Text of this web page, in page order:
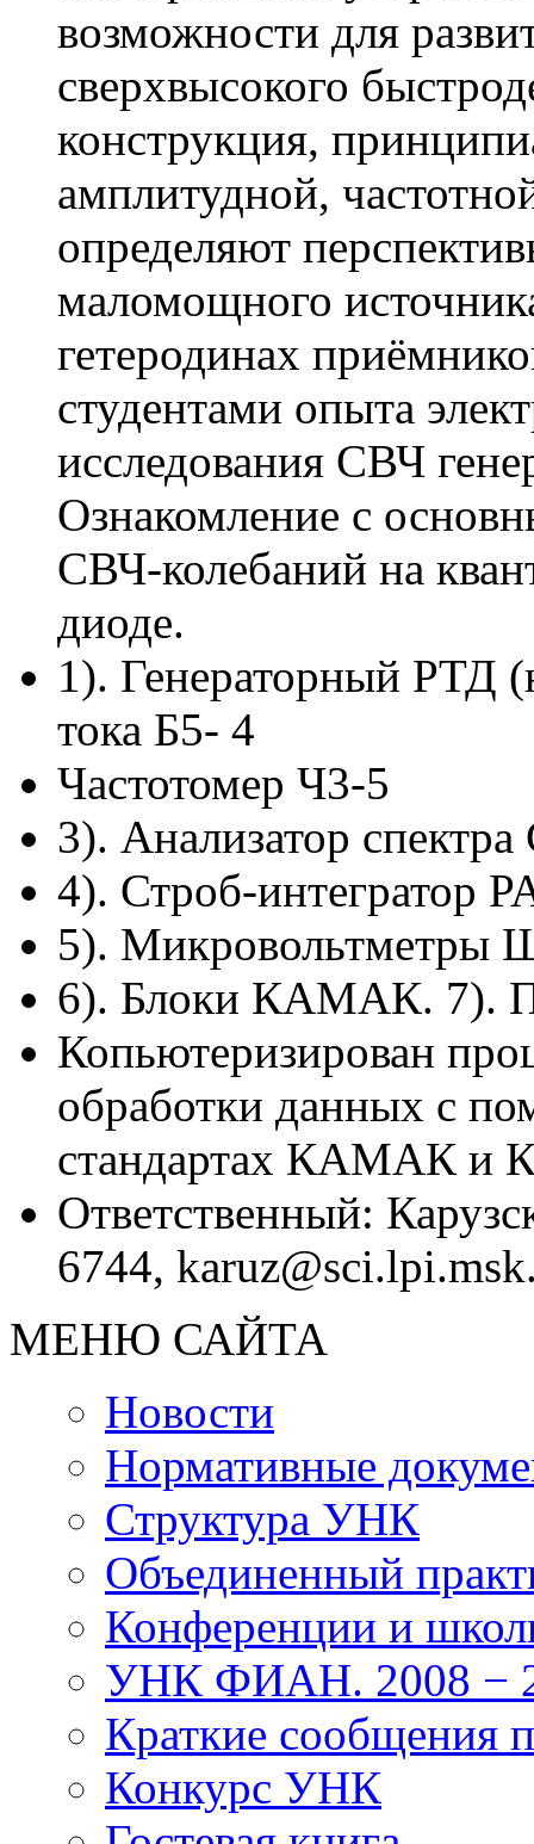
возможности для
сверхвысокого
конструкция,
амплитудной,
определяют
маломощного
гетеродинах
студентами опыта
исследования СВЧ
Ознакомление с
СВЧ-колебаний на
диоде.
1). Генераторный РТД
тока Б5- 4
Частотомер Ч3-5
3). Анализатор
4). Строб-интегратор
5). Микровольтметры
6). Блоки КАМАК. 7).
Копьютеризирован
обработки данных с
стандартах КАМАК и
Ответственный:
6744,
МЕНЮ САЙТА
Новости
Нормативные
Структура УНК
Объединенный
Конференции и
УНК ФИАН. 2008 −
Краткие
Конкурс УНК